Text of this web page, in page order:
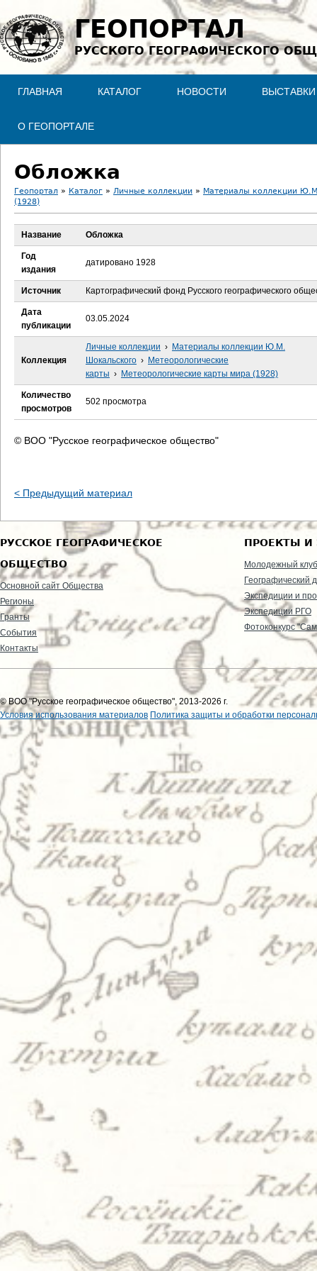
Jump to navigation
ГЕОПОРТАЛ
РУССКОГО ГЕОГРАФИЧЕСКОГО
ГЛАВНАЯ КАТАЛОГ НОВОСТИ ВЫСТАВКИ
О ГЕОПОРТАЛЕ
Обложка
В
ы
д
е
Геопортал » Каталог » Личные коллекции » Материалы коллекции
(1928)
Название Обложка
Год
издания
датировано 1928
Источник Картографический фонд Русского географического
Дата
публикации
03.05.2024
Коллекция
Личные коллекции › Материалы коллекции Ю.М.
Шокальского › Метеорологические
карты › Метеорологические карты мира (1928)
Количество
просмотров
502 просмотра
© ВОО "Русское географическое общество"
< Предыдущий материал
РУССКОЕ ГЕОГРАФИЧЕСКОЕ
ОБЩЕСТВО
Основной сайт Общества
Регионы
Гранты
События
Контакты
ПРОЕКТЫ И
Молодежный клуб
Географический
Экспедиции и
Экспедиции РГО
Фотоконкурс
© ВОО "Русское географическое общество", 2013-2026 г.
Условия использования материалов Политика защиты и обработки